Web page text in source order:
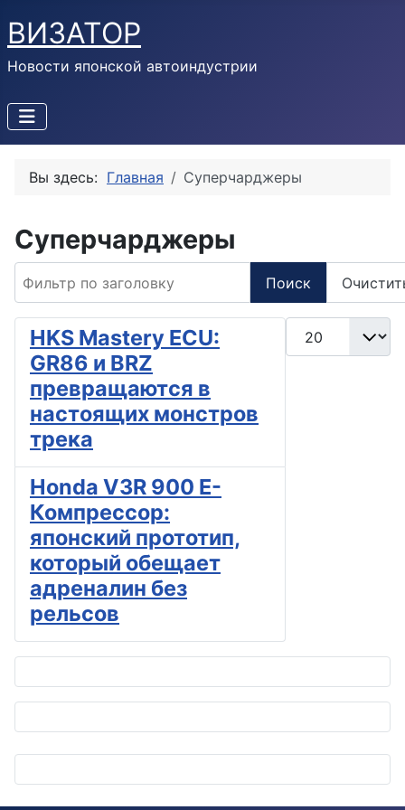
ВИЗАТОР
Новости японской автоиндустрии
Вы здесь: Главная Суперчарджеры
Суперчарджеры
Поиск
Кол-во строк:
HKS Mastery ECU:
GR86 и BRZ
превращаются в
настоящих монстров
трека
Honda V3R 900 E-
Компрессор:
японский прототип,
который обещает
адреналин без
рельсов